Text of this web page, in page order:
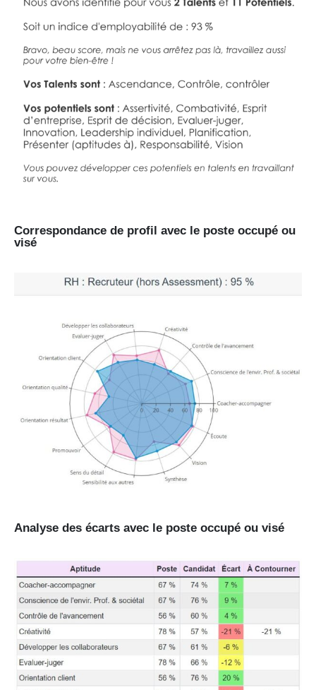
Correspondance de profil avec le poste occupé ou
visé
Analyse des écarts avec le poste occupé ou visé